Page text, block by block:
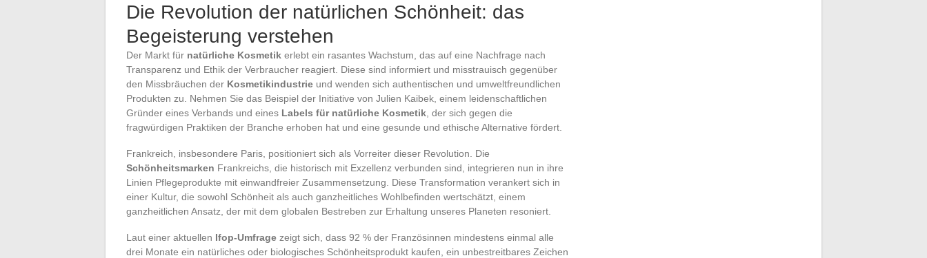
Die Revolution der natürlichen Schönheit: das
Begeisterung verstehen
Der Markt für natürliche Kosmetik erlebt ein rasantes Wachstum, das auf eine Nachfrage nach
Transparenz und Ethik der Verbraucher reagiert. Diese sind informiert und misstrauisch gegenüber
den Missbräuchen der Kosmetikindustrie und wenden sich authentischen und umweltfreundlichen
Produkten zu. Nehmen Sie das Beispiel der Initiative von Julien Kaibek, einem leidenschaftlichen
Gründer eines Verbands und eines Labels für natürliche Kosmetik , der sich gegen die
fragwürdigen Praktiken der Branche erhoben hat und eine gesunde und ethische Alternative fördert.
Frankreich, insbesondere Paris, positioniert sich als Vorreiter dieser Revolution. Die
Schönheitsmarken Frankreichs, die historisch mit Exzellenz verbunden sind, integrieren nun in ihre
Linien Pflegeprodukte mit einwandfreier Zusammensetzung. Diese Transformation verankert sich in
einer Kultur, die sowohl Schönheit als auch ganzheitliches Wohlbefinden wertschätzt, einem
ganzheitlichen Ansatz, der mit dem globalen Bestreben zur Erhaltung unseres Planeten resoniert.
Laut einer aktuellen Ifop-Umfrage zeigt sich, dass 92 % der Französinnen mindestens einmal alle
drei Monate ein natürliches oder biologisches Schönheitsprodukt kaufen, ein unbestreitbares Zeichen